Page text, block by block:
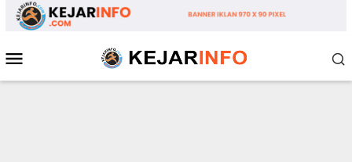
Loncat
Mobile